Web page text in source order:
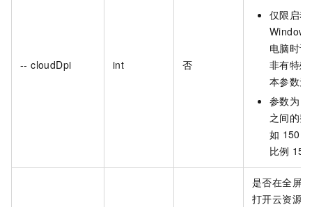
-- cloudDpi int 否
仅限启动
Windows
电脑时
非有特
本参数
参数为
之间的
如 150
比例
是否在全屏
打开云资源